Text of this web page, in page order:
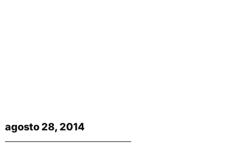
agosto 28, 2014